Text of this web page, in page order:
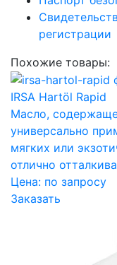
регистрации
Похожие товары:
IRSA Hartöl Rapid
Масло,
универсально
мягких или
отлично
Цена: по запросу
Заказать